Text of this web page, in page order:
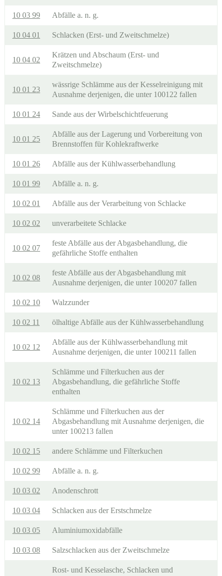
10 03 99 Abfälle a. n. g.
10 04 01 Schlacken (Erst- und Zweitschmelze)
10 04 02
Krätzen und Abschaum (Erst- und
Zweitschmelze)
10 01 23
wässrige Schlämme aus der Kesselreinigung mit
Ausnahme derjenigen, die unter 100122 fallen
10 01 24 Sande aus der Wirbelschichtfeuerung
10 01 25
Abfälle aus der Lagerung und Vorbereitung von
Brennstoffen für Kohlekraftwerke
10 01 26 Abfälle aus der Kühlwasserbehandlung
10 01 99 Abfälle a. n. g.
10 02 01 Abfälle aus der Verarbeitung von Schlacke
10 02 02 unverarbeitete Schlacke
10 02 07
feste Abfälle aus der Abgasbehandlung, die
gefährliche Stoffe enthalten
10 02 08
feste Abfälle aus der Abgasbehandlung mit
Ausnahme derjenigen, die unter 100207 fallen
10 02 10 Walzzunder
10 02 11 ölhaltige Abfälle aus der Kühlwasserbehandlung
10 02 12
Abfälle aus der Kühlwasserbehandlung mit
Ausnahme derjenigen, die unter 100211 fallen
10 02 13
Schlämme und Filterkuchen aus der
Abgasbehandlung, die gefährliche Stoffe
enthalten
10 02 14
Schlämme und Filterkuchen aus der
Abgasbehandlung mit Ausnahme derjenigen, die
unter 100213 fallen
10 02 15 andere Schlämme und Filterkuchen
10 02 99 Abfälle a. n. g.
10 03 02 Anodenschrott
10 03 04 Schlacken aus der Erstschmelze
10 03 05 Aluminiumoxidabfälle
10 03 08 Salzschlacken aus der Zweitschmelze
Rost- und Kesselasche, Schlacken und